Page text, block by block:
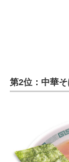
建設×テクノロ
第2位：中華